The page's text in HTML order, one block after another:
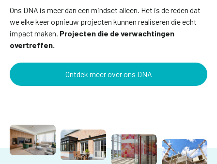
Ons DNA is meer dan een mindset alleen. Het is de reden dat
we elke keer opnieuw projecten kunnen realiseren die echt
impact maken. Projecten die de verwachtingen
overtreffen.
Ontdek meer over ons DNA